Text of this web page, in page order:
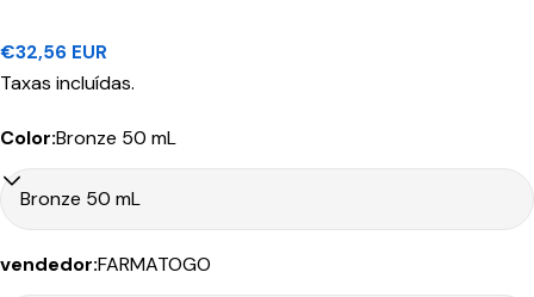
Preço
regular
€32,56 EUR
Taxas incluídas.
Color:Bronze 50 mL
vendedor:FARMATOGO
País/Região